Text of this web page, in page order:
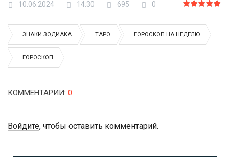
10.06.2024 14:30 695 0
ЗНАКИ ЗОДИАКА ТАРО ГОРОСКОП НА НЕДЕЛЮ
ГОРОСКОП
КОММЕНТАРИИ: 0
Войдите, чтобы оставить комментарий.